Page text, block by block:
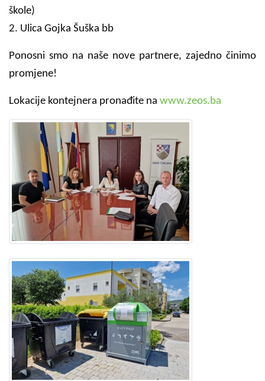
škole)
2. Ulica Gojka Šuška bb
Ponosni smo na naše nove partnere, zajedno činimo
promjene!
Lokacije kontejnera pronađite na www.zeos.ba